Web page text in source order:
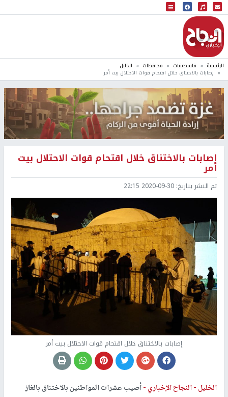
البث المباشر
إذاعة النجاح
الرئيسية فلسطينيات محافظات الخليل
إصابات بالاختناق خلال اقتحام قوات الاحتلال بيت أمر
إصابات بالاختناق خلال اقتحام قوات الاحتلال بيت
أمر
تم النشر بتاريخ: 2020-09-30 22:15
إصابات بالاختناق خلال اقتحام قوات الاحتلال بيت أمر
الخليل -النجاح الإخباري -أصيب عشرات المواطنين بالاختناق بالغاز